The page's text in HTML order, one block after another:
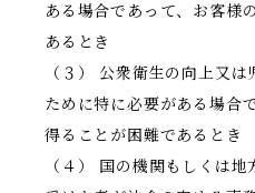
ある場合であって、お客様
あるとき
（３） 公衆衛生の向上又
ために特に必要がある場合
得ることが困難であるとき
（４） 国の機関もしくは